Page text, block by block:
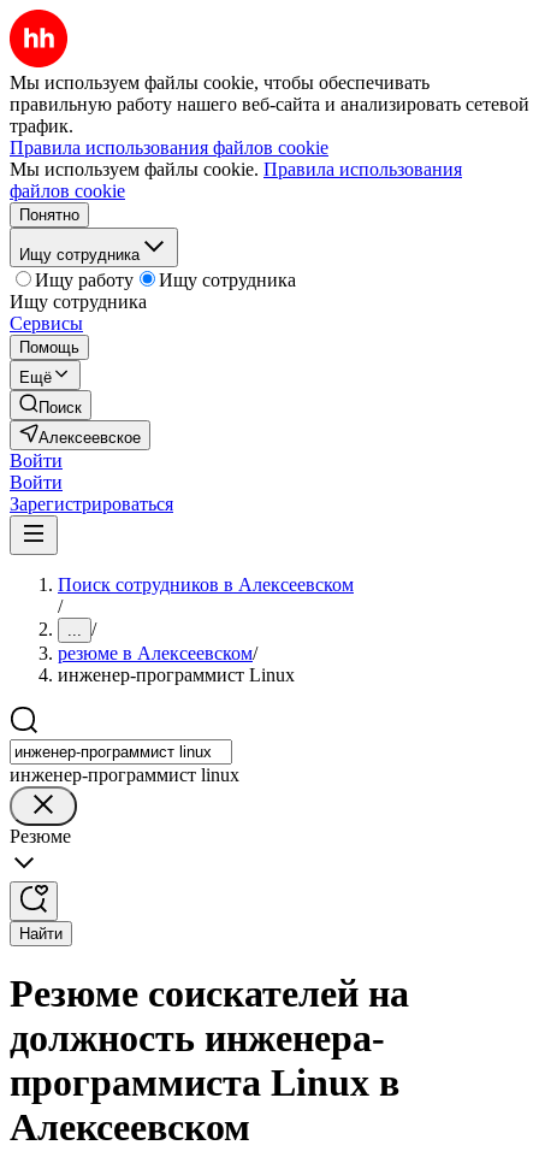
Мы используем файлы cookie, чтобы обеспечивать
правильную работу нашего веб-сайта и анализировать сетевой
трафик.
Правила использования файлов cookie
Мы используем файлы cookie. Правила использования
файлов cookie
Понятно
Ищу сотрудника
Ищу работу
Ищу сотрудника
Ищу сотрудника
Сервисы
Помощь
Ещё
Поиск
Алексеевское
Войти
Войти
Зарегистрироваться
Поиск сотрудников в Алексеевском
/
... /
резюме в Алексеевском/
инженер-программист Linux
инженер-программист linux
Резюме
Найти
Резюме соискателей на
должность инженера-
программиста Linux в
Алексеевском